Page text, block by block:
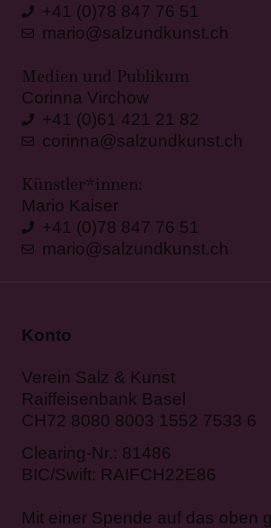
+41 (0)78 847 76 51
mario@salzundkunst.ch
Medien und Publikum
Corinna Virchow
+41 (0)61 421 21 82
corinna@salzundkunst.ch
Künstler*innen:
Mario Kaiser
+41 (0)78 847 76 51
mario@salzundkunst.ch
Konto
Verein Salz & Kunst
Raiffeisenbank Basel
CH72 8080 8003 1552 7533 6
Clearing-Nr.: 81486
BIC/Swift: RAIFCH22E86
Mit einer Spende auf das oben